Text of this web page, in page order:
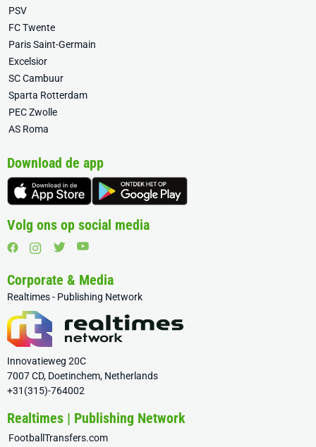
PSV
FC Twente
Paris Saint-Germain
Excelsior
SC Cambuur
Sparta Rotterdam
PEC Zwolle
AS Roma
Download de app
Volg ons op social media
Corporate & Media
Realtimes - Publishing Network
Innovatieweg 20C
7007 CD, Doetinchem, Netherlands
+31(315)-764002
Realtimes | Publishing Network
FootballTransfers.com